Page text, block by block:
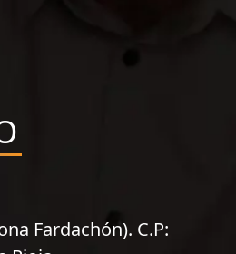
Fardachón). C.P: